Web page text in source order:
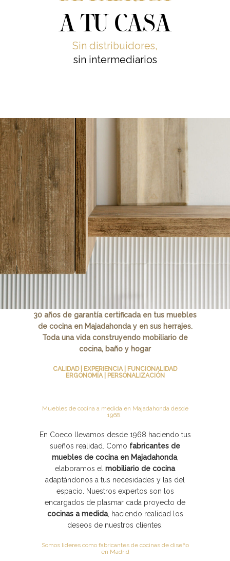
A TU CASA
Sin distribuidores,
sin intermediarios
30 años de garantía certificada en tus muebles
de cocina en Majadahonda y en sus herrajes.
Toda una vida construyendo mobiliario de
cocina, baño y hogar
CALIDAD | EXPERIENCIA | FUNCIONALIDAD
ERGONOMÍA | PERSONALIZACIÓN
Muebles de cocina a medida en Majadahonda desde
1968.
En Coeco llevamos desde 1968 haciendo tus
sueños realidad. Como fabricantes de
muebles de cocina en Majadahonda,
elaboramos el mobiliario de cocina
adaptándonos a tus necesidades y las del
espacio. Nuestros expertos son los
encargados de plasmar cada proyecto de
cocinas a medida, haciendo realidad los
deseos de nuestros clientes.
Somos lideres como fabricantes de cocinas de diseño
en Madrid